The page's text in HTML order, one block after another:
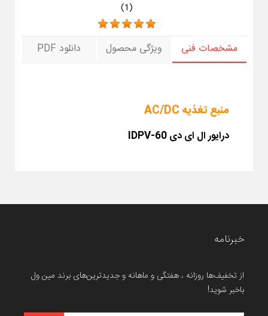
(
1
)
مشخصات فنی ویژگی محصول دانلود PDF
منبع تغذیه AC/DC
درایور ال ای دیIDPV-60
خبرنامه
از تخفیف‌ها روزانه ، هفتگی و ماهانه و جدیدترین‌های برند مین ول
باخبر شوید!